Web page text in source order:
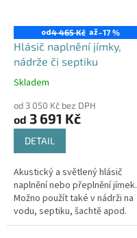
od4 465 Kč až–17 %
Hlásič naplnění jímky,
nádrže či septiku
Průměrné
produktu
je
hvězdiček.
Skladem
od 3 050 Kč bez DPH
od 3 691 Kč
DETAIL
Akustický a světlený hlásič
naplnění nebo přeplnění jímek.
Možno použít také v nádrži na
vodu, septiku, šachtě apod.
Standardně dodáváno s